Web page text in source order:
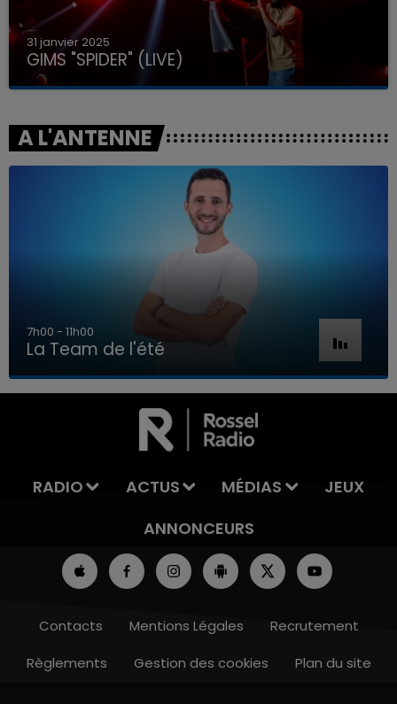
LA TEAM DE L'ÉTÉ
31 janvier 2025
GIMS "SPIDER" (LIVE)
A L'ANTENNE
7h00 - 11h00
La Team de l'été
RADIO ACTUS MÉDIAS
JEUX
ANNONCEURS
Contacts Mentions Légales
Recrutement
Règlements
Gestion des cookies Plan du site